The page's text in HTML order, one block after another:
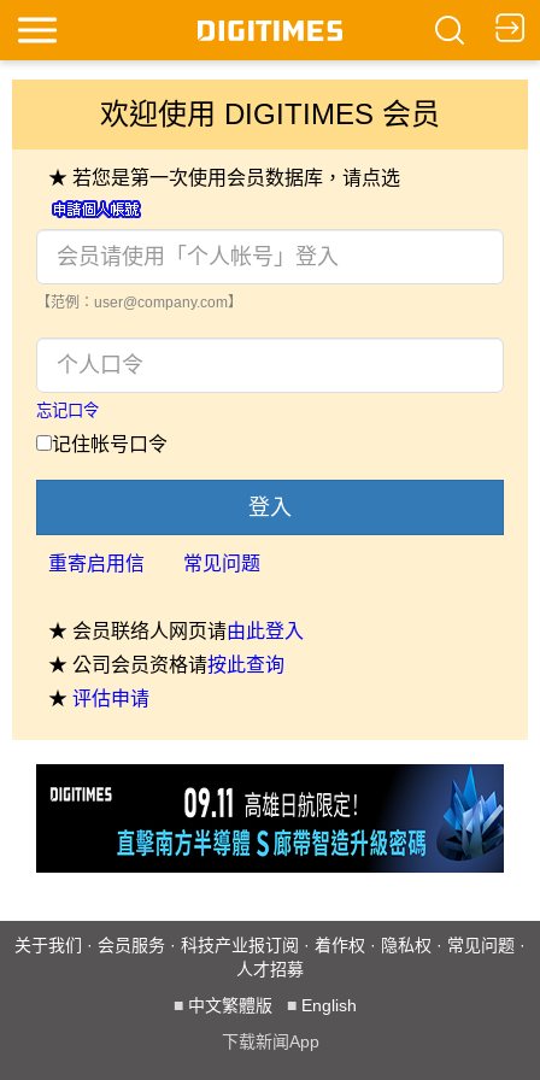
欢迎使用 DIGITIMES 会员
★ 若您是第一次使用会员数据库，请点选
【范例：user@company.com】
忘记口令
记住帐号口令
登入
重寄启用信 常见问题
★ 会员联络人网页请由此登入
★ 公司会员资格请按此查询
★ 评估申请
关于我们 · 会员服务 · 科技产业报订阅 · 着作权 · 隐私权 · 常见问题 ·
人才招募
■ 中文繁體版 ■ English
下载新闻App